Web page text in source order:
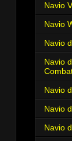
Navio
Navio
Navio
Navio
Navio
Navio
Navio